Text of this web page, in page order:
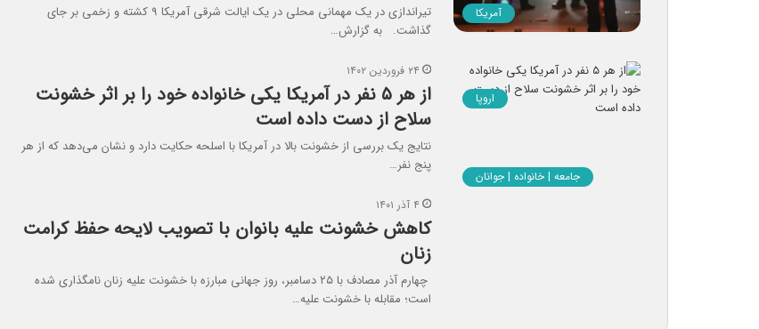
آمریکا
تیراندازی در یک مهمانی محلی در یک ایالت شرقی آمریکا ۹ کشته و زخمی بر جای
گذاشت. به گزارش…
اروپا
۲۴ فروردین ۱۴۰۲
از هر ۵ نفر در آمریکا یکی خانواده خود را بر اثر خشونت
سلاح از دست داده است
نتایج یک بررسی از خشونت بالا در آمریکا با اسلحه حکایت دارد و نشان می‌دهد که از هر
پنج نفر…
جامعه | خانواده | جوانان
۴ آذر ۱۴۰۱
کاهش خشونت علیه بانوان با تصویب لایحه حفظ کرامت
زنان
چهارم آذر مصادف با ۲۵ دسامبر، روز جهانی مبارزه با خشونت علیه زنان نامگذاری شده
است؛ مقابله با خشونت علیه…